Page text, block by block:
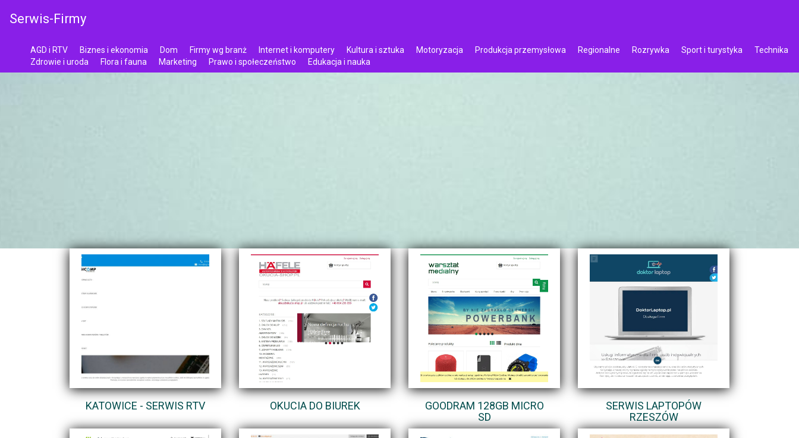
Serwis-Firmy
AGD i RTV Biznes i ekonomia Dom Firmy wg branż Internet i komputery Kultura i sztuka Motoryzacja Produkcja przemysłowa Regionalne Rozrywka Sport i turystyka
Technika
Zdrowie i uroda
Flora i fauna Marketing Prawo i społeczeństwo Edukacja i nauka
KATOWICE - SERWIS RTV OKUCIA DO BIUREK
GOODRAM 128GB MICRO
SD
SERWIS LAPTOPÓW
RZESZÓW